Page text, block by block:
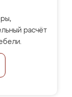
расчёт